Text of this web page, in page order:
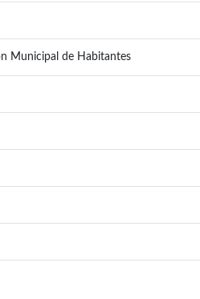
Municipal de Habitantes